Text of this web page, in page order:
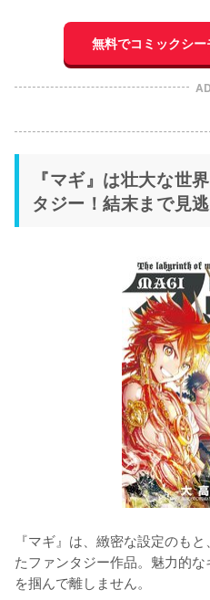
無料でコミックシ
AD
『マギ』は壮大な世
タジー！結末まで見
『マギ』は、緻密な設定のも
たファンタジー作品。魅力的
を掴んで離しません。